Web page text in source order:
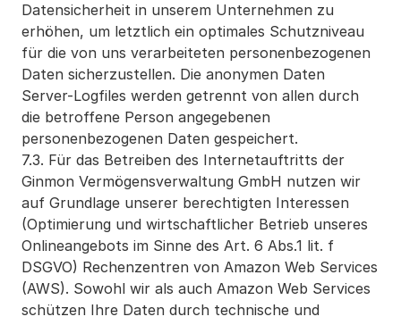
Datensicherheit in unserem Unternehmen zu
erhöhen, um letztlich ein optimales Schutzniveau
für die von uns verarbeiteten personenbezogenen
Daten sicherzustellen. Die anonymen Daten
Server-Logfiles werden getrennt von allen durch
die betroffene Person angegebenen
personenbezogenen Daten gespeichert.
7.3. Für das Betreiben des Internetauftritts der
Ginmon Vermögensverwaltung GmbH nutzen wir
auf Grundlage unserer berechtigten Interessen
(Optimierung und wirtschaftlicher Betrieb unseres
Onlineangebots im Sinne des Art. 6 Abs.1 lit. f
DSGVO) Rechenzentren von Amazon Web Services
(AWS). Sowohl wir als auch Amazon Web Services
schützen Ihre Daten durch technische und